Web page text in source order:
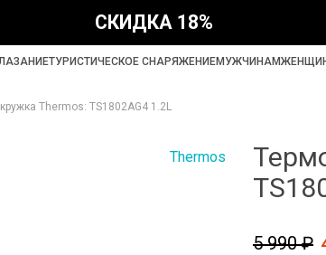
СКИДКА 18%
ТУРИСТИЧЕСКОЕ СНАРЯЖЕНИЕМУЖЧИНАМ
Thermos: TS1802AG4 1.2L
Thermos
5 990 ₽